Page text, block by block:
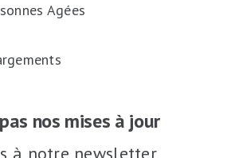
Agées
nos mises à jour
à notre newsletter